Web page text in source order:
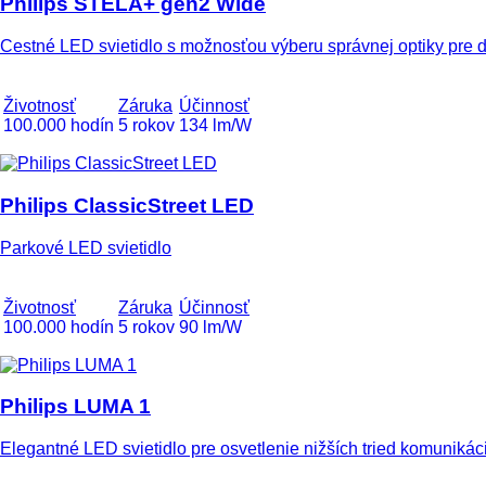
Cestné LED svietidlo s možnosťou výberu správnej optiky pre
Životnosť
100.000 hodín
Záruka
5 rokov
Účinnosť
134 lm/W
Philips ClassicStreet LED
Parkové LED svietidlo
Životnosť
100.000 hodín
Záruka
5 rokov
Účinnosť
90 lm/W
Philips LUMA 1
Elegantné LED svietidlo pre osvetlenie nižších tried